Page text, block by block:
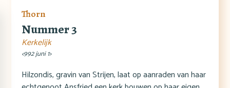
Thorn
Nummer 3
Kerkelijk
<992 juni 1>
Hilzondis, gravin van Strijen, laat op aanraden van haar